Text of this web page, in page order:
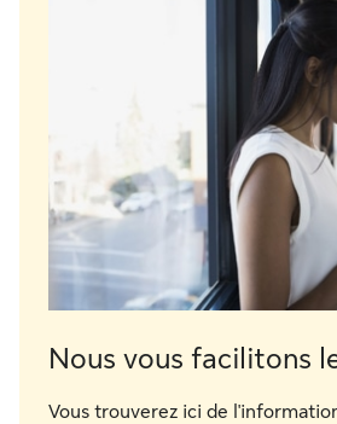
Nous vous facilitons
Vous trouverez ici de